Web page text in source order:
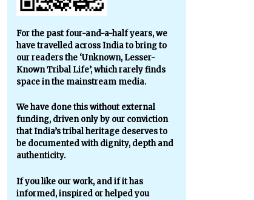
For the past four-and-a-half years, we
have travelled across India to bring to
our readers the ‘Unknown, Lesser-
Known Tribal Life’, which rarely finds
space in the mainstream media.
We have done this without external
funding, driven only by our conviction
that India’s tribal heritage deserves to
be documented with dignity, depth and
authenticity.
If you like our work, and if it has
informed, inspired or helped you